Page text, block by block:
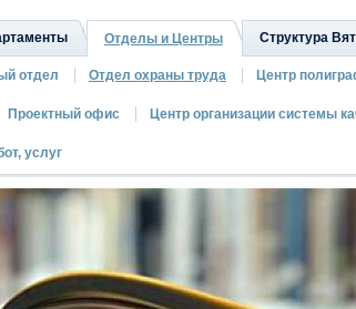
Отделы и Центры Структура
отдел Отдел охраны труда Центр
Проектный офис Центр организации системы
услуг